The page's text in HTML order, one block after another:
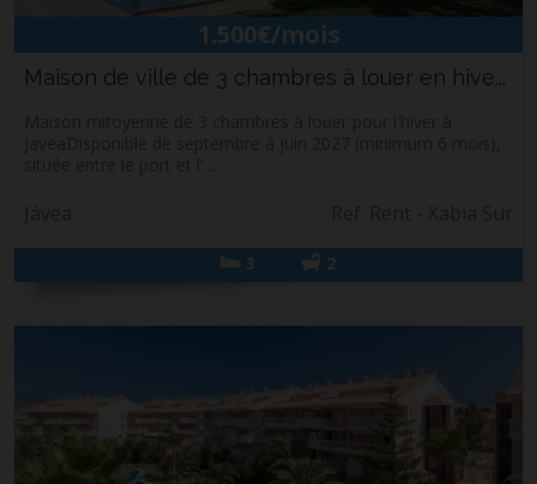
1.500€/mois
Maison de ville de 3 chambres à louer en hive...
3 2